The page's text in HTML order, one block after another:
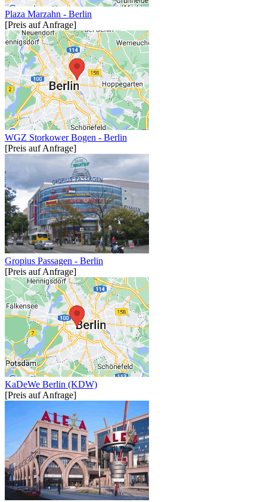
Plaza Marzahn - Berlin
[Preis auf Anfrage]
WGZ Storkower Bogen - Berlin
[Preis auf Anfrage]
Gropius Passagen - Berlin
[Preis auf Anfrage]
KaDeWe Berlin (KDW)
[Preis auf Anfrage]